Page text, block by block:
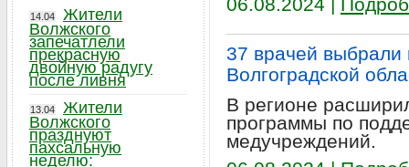
37 врачей
Волгоградской
В регионе
программы по
медучреждений.
14.04
Жители
Волжского
запечатлели
прекрасную
двойную радугу
после ливня
13.04
Жители
Волжского
празднуют
пахсальную
неделю: